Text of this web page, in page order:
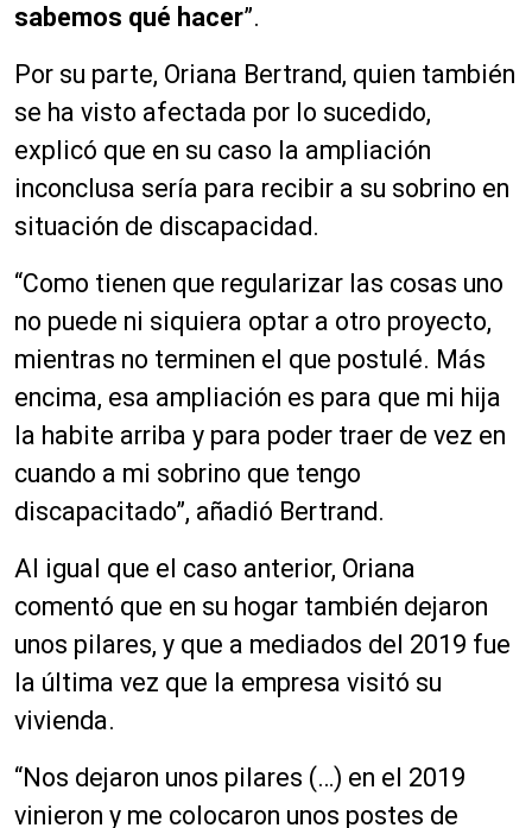
sabemos qué hacer”.
Por su parte, Oriana Bertrand, quien también
se ha visto afectada por lo sucedido,
explicó que en su caso la ampliación
inconclusa sería para recibir a su sobrino en
situación de discapacidad.
“Como tienen que regularizar las cosas uno
no puede ni siquiera optar a otro proyecto,
mientras no terminen el que postulé. Más
encima, esa ampliación es para que mi hija
la habite arriba y para poder traer de vez en
cuando a mi sobrino que tengo
discapacitado”, añadió Bertrand.
Al igual que el caso anterior, Oriana
comentó que en su hogar también dejaron
unos pilares, y que a mediados del 2019 fue
la última vez que la empresa visitó su
vivienda.
“Nos dejaron unos pilares (…) en el 2019
vinieron y me colocaron unos postes de